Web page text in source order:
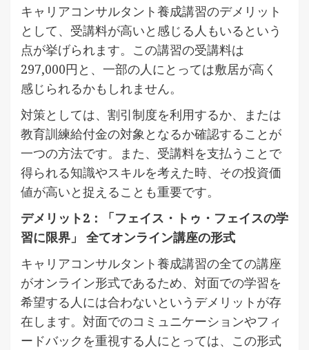
キャリアコンサルタント養成講習のデメリット
として、受講料が高いと感じる人もいるという
点が挙げられます。この講習の受講料は
297,000円と、一部の人にとっては敷居が高く
感じられるかもしれません。
対策としては、割引制度を利用するか、または
教育訓練給付金の対象となるか確認することが
一つの方法です。また、受講料を支払うことで
得られる知識やスキルを考えた時、その投資価
値が高いと捉えることも重要です。
デメリット2：「フェイス・トゥ・フェイスの学
習に限界」 全てオンライン講座の形式
キャリアコンサルタント養成講習の全ての講座
がオンライン形式であるため、対面での学習を
希望する人には合わないというデメリットが存
在します。対面でのコミュニケーションやフィ
ードバックを重視する人にとっては、この形式